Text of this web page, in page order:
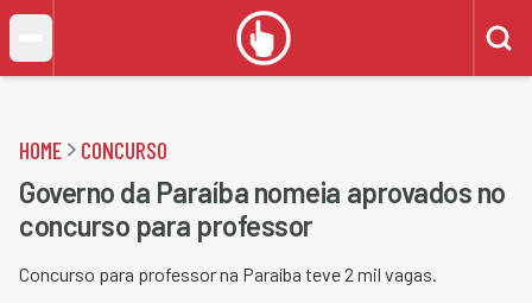
HOME CONCURSO
Governo da Paraíba nomeia aprovados no
concurso para professor
Concurso para professor na Paraíba teve 2 mil vagas.